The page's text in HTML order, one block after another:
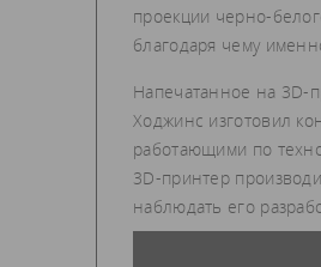
проекции черно-
благодаря чему
Напечатанное на 3D-
Ходжинс изготовил
работающими по
3D-принтер
наблюдать его